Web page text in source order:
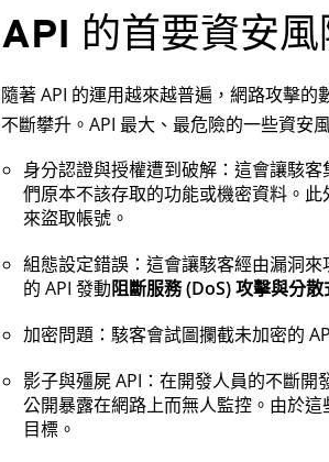
API 的首要資安風
隨著 API 的運用越來越普遍，網路攻擊
不斷攀升。API 最大、最危險的一些資安
身分認證與授權遭到破解：這會讓駭
們原本不該存取的功能或機密資料。
來盜取帳號。
組態設定錯誤：這會讓駭客經由漏洞
的 API 發動阻斷服務 (DoS) 攻擊與分
加密問題：駭客會試圖攔截未加密的
影子與殭屍 API：在開發人員的不斷開
公開暴露在網路上而無人監控。由於
目標。